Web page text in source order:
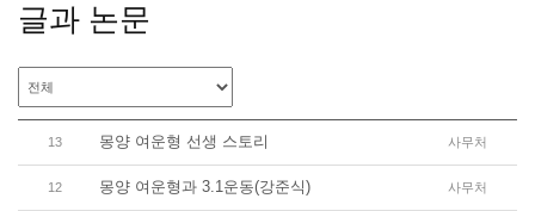
글과 논문
13 몽양 여운형 선생 스토리 사무처
12 몽양 여운형과 3.1운동(강준식) 사무처